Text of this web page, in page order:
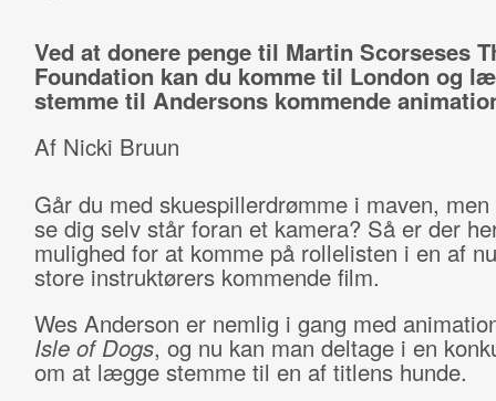
Ved at donere penge til Martin Scorseses
Foundation kan du komme til London og
stemme til Andersons kommende
Af Nicki Bruun
Går du med skuespillerdrømme i maven,
se dig selv står foran et kamera? Så er der
mulighed for at komme på rollelisten i en af
store instruktørers kommende film.
Wes Anderson er nemlig i gang med
Isle of Dogs, og nu kan man deltage i en
om at lægge stemme til en af titlens hunde.